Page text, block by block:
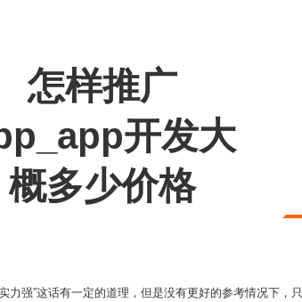
怎样推广
开发大
概多少价格
强”这话有一定的道理，但是没有更好的参考情况下，只